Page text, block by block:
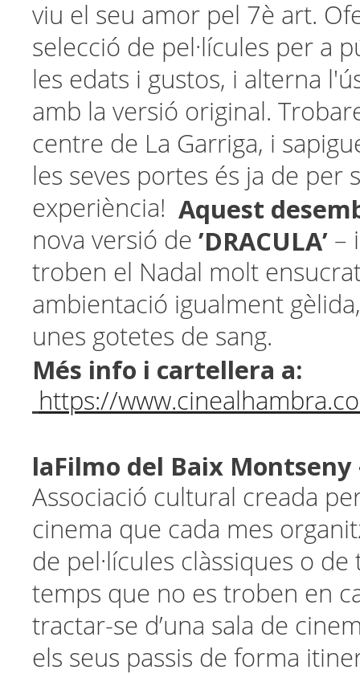
viu el seu amor pel 7è art.
selecció de pel·lícules per a
les edats i gustos, i alterna
amb la versió original.
centre de La Garriga, i
les seves portes és ja de per
experiència! Aquest
nova versió de ’DRACULA’ –
troben el Nadal molt
ambientació igualment
unes gotetes de sang.
Més info i cartellera a:
https://
laFilmo del Baix Montseny
Associació cultural creada
cinema que cada mes
de pel·lícules clàssiques o
temps que no es troben en
tractar-se d’una sala de
els seus passis de forma